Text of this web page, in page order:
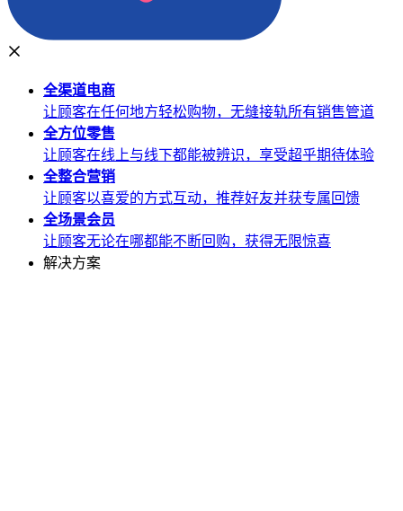
全渠道电商
让顾客在任何地方轻松购物，无缝接轨所有销售管道
全方位零售
让顾客在线上与线下都能被辨识，享受超乎期待体验
全整合营销
让顾客以喜爱的方式互动，推荐好友并获专属回馈
全场景会员
让顾客无论在哪都能不断回购，获得无限惊喜
解决方案